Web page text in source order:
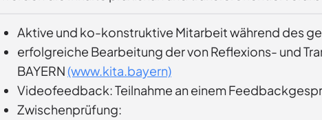
Aktive und ko-konstruktive Mitarbeit während des
erfolgreiche Bearbeitung der von Reflexions- und
BAYERN (www.kita.bayern)
Videofeedback: Teilnahme an einem
Zwischenprüfung: